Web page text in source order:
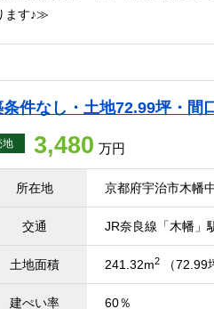
ます♪≫
件なし・土地72.99坪・間
地 3,480 万円
所在地 京都府宇治市木幡
交通 JR奈良線「木幡
土地面積 241.32m2 （72.99
建ぺい率 60％